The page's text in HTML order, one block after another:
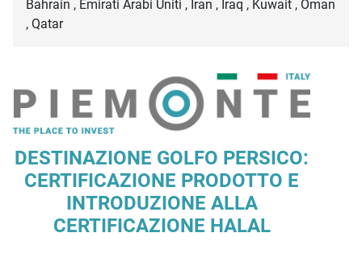
Bahrain , Emirati Arabi Uniti , Iran , Iraq , Kuwait , Oman
, Qatar
Descrizione iniziativa
DESTINAZIONE GOLFO PERSICO:
CERTIFICAZIONE PRODOTTO E
INTRODUZIONE ALLA
CERTIFICAZIONE HALAL